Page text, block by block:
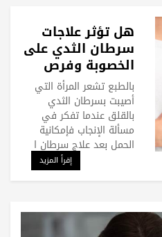
هل تؤثر علاجات
سرطان الثدي على
الخصوبة وفرص
الحمل؟
بالطبع تشعر المرأة التي
أصيبت بسرطان الثدي
بالقلق عندما تفكر في
مسألة الإنجاب فإمكانية
الحمل بعد علاج سرطان ا
إقرأ المزيد